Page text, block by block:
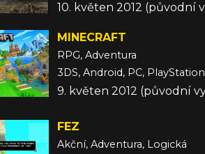
10. květen 2012 (původní
MINECRAFT
RPG, Adventura
9. květen 2012 (původní
FEZ
Akční, Adventura, Logická